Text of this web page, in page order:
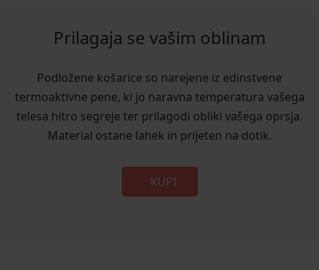
Prilagaja se vašim oblinam
Podložene košarice so narejene iz edinstvene
termoaktivne pene, ki jo naravna temperatura vašega
telesa hitro segreje ter prilagodi obliki vašega oprsja.
Material ostane lahek in prijeten na dotik.
KUPI